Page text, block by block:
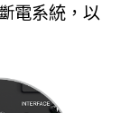
電系統，以